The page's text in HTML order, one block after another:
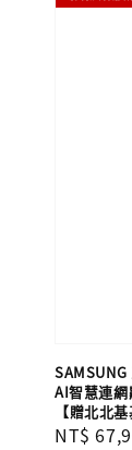
AI智慧連網
【贈北北
Regular
NT$